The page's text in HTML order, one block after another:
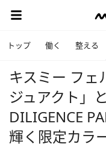
トップ 働く 整える
キスミー フェ
ジュアクト」
DILIGENCE
輝く限定カラ